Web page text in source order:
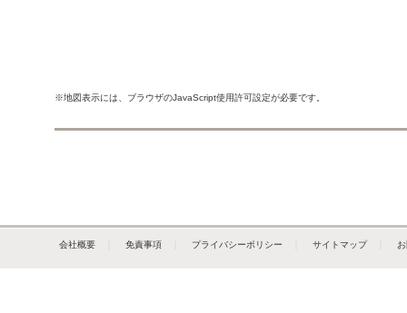
※地図表示には、ブラウザのJavaScript使用許可設定が必要です。
会社概要 免責事項 プライバシーポリシー サイトマップ｜